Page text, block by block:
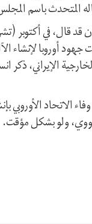
باسم
قال، في أکتوبر
الإيراني،
الاتحاد الأوروبي
ولو بشكل مؤقت.